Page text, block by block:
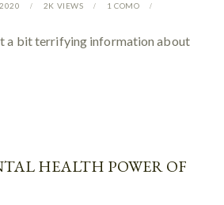
2K VIEWS 1 COMO
a bit terrifying information about
HEALTH POWER OF